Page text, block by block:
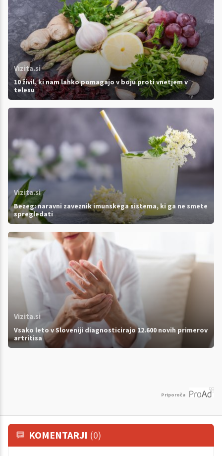
Vizita.si
10 živil, ki nam lahko pomagajo v boju proti vnetjem v
telesu
Vizita.si
Bezeg: naravni zaveznik imunskega sistema, ki ga ne smete
spregledati
Vizita.si
Vsako leto v Sloveniji diagnosticirajo 12.600 novih primerov
artritisa
Priporoča
KOMENTARJI (0)